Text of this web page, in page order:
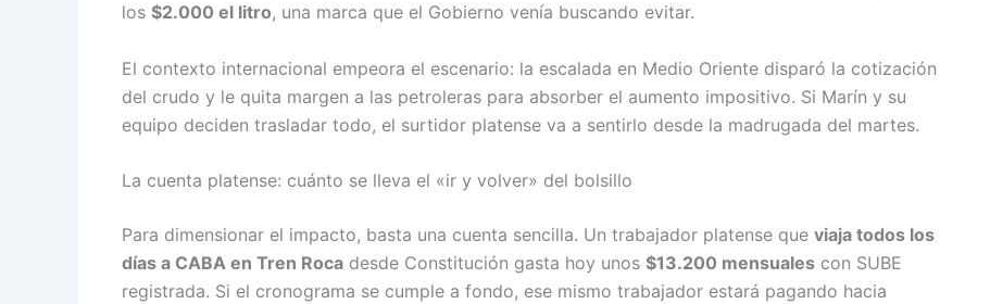
los $2.000 el litro, una marca que el Gobierno venía buscando evitar.
El contexto internacional empeora el escenario: la escalada en Medio Oriente disparó la cotización
del crudo y le quita margen a las petroleras para absorber el aumento impositivo. Si Marín y su
equipo deciden trasladar todo, el surtidor platense va a sentirlo desde la madrugada del martes.
La cuenta platense: cuánto se lleva el «ir y volver» del bolsillo
Para dimensionar el impacto, basta una cuenta sencilla. Un trabajador platense que viaja todos los
días a CABA en Tren Roca desde Constitución gasta hoy unos $13.200 mensuales con SUBE
registrada. Si el cronograma se cumple a fondo, ese mismo trabajador estará pagando hacia